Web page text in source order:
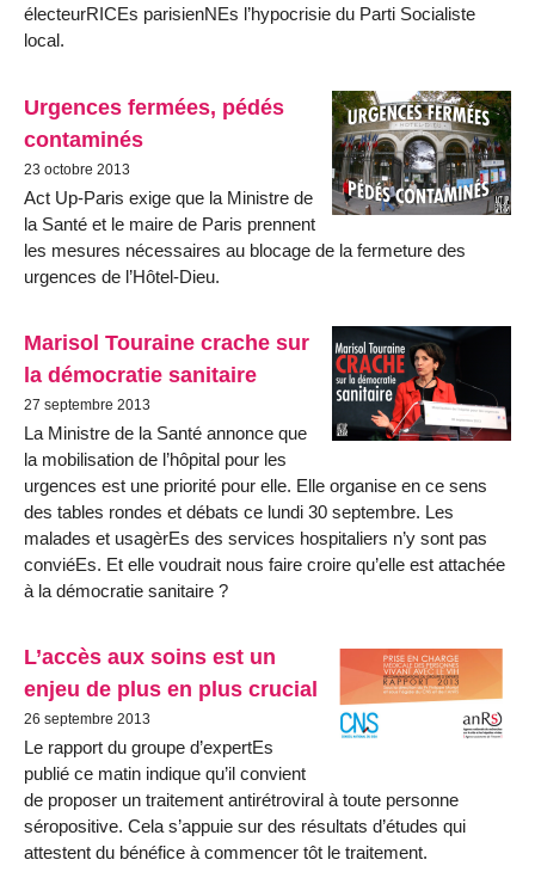
électeurRICEs parisienNEs l’hypocrisie du Parti Socialiste
local.
Urgences fermées, pédés
contaminés
23 octobre 2013
Act Up-Paris exige que la Ministre de
la Santé et le maire de Paris prennent
les mesures nécessaires au blocage de la fermeture des
urgences de l’Hôtel-Dieu.
Marisol Touraine crache sur
la démocratie sanitaire
27 septembre 2013
La Ministre de la Santé annonce que
la mobilisation de l’hôpital pour les
urgences est une priorité pour elle. Elle organise en ce sens
des tables rondes et débats ce lundi 30 septembre. Les
malades et usagèrEs des services hospitaliers n’y sont pas
conviéEs. Et elle voudrait nous faire croire qu’elle est attachée
à la démocratie sanitaire ?
L’accès aux soins est un
enjeu de plus en plus crucial
26 septembre 2013
Le rapport du groupe d’expertEs
publié ce matin indique qu’il convient
de proposer un traitement antirétroviral à toute personne
séropositive. Cela s’appuie sur des résultats d’études qui
attestent du bénéfice à commencer tôt le traitement.